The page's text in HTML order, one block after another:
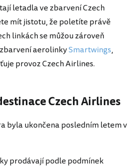
letadla ve zbarvení Czech
mít jistotu, že poletíte právě
linkách se můžou zároveň
aerolinkySmartwings,
provoz Czech Airlines.
Czech Airlines
byla ukončena posledním letem v
prodávají podle podmínek